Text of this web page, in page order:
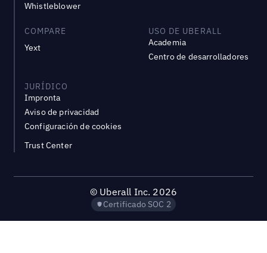
Whistleblower
COMPARE
Yext
USO DE UBERALL
Academia
Centro de desarrolladores
JURÍDICO
Impronta
Aviso de privacidad
Configuración de cookies
Trust Center
© Uberall Inc. 2026
Certificado SOC 2